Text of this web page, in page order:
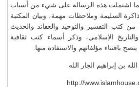
كما اشتملت هذه الرسالة على شيء من أسباب
السليمة وملاحظات مهمة، وبيان المكتبة
من كتب التفسير والتوحيد والعقائد والحديث
والتاريخ الإسلامي، وذكر أسماء كتب ثقافية
باقتناء مؤلفاتهم والاستفادة منها.
بن إبراهيم الجار الله
http://